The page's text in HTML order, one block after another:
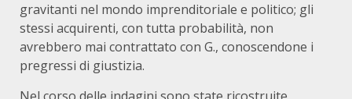
gravitanti nel mondo imprenditoriale e politico; gli
stessi acquirenti, con tutta probabilità, non
avrebbero mai contrattato con G., conoscendone i
pregressi di giustizia.